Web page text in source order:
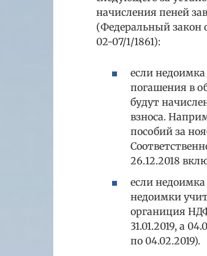
начисления пеней
(Федеральный закон
02-07/1/1861):
если недоимка
погашения в
будут
взноса.
пособий за
26.12.2018
если
недоимки
органиция
31.01.2019, а
по 04.02.2019).